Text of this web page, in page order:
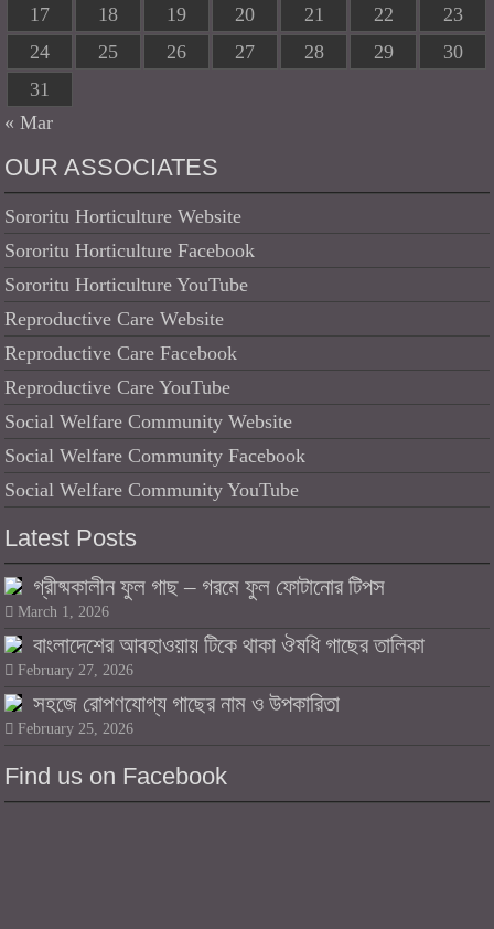
17
18 19 20 21 22
23
24
25 26 27 28 29
30
31
« Mar
OUR ASSOCIATES
Sororitu Horticulture Website
Sororitu Horticulture Facebook
Sororitu Horticulture YouTube
Reproductive Care Website
Reproductive Care Facebook
Reproductive Care YouTube
Social Welfare Community Website
Social Welfare Community Facebook
Social Welfare Community YouTube
Latest Posts
গ্রীষ্মকালীন ফুল গাছ – গরমে ফুল ফোটানোর টিপস
March 1, 2026
বাংলাদেশের আবহাওয়ায় টিকে থাকা ঔষধি গাছের তালিকা
February 27, 2026
সহজে রোপণযোগ্য গাছের নাম ও উপকারিতা
February 25, 2026
Find us on Facebook